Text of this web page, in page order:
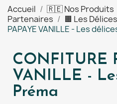
Accueil 🇷🇪 Nos Produits
Partenaires
🟧 Les
PAPAYE VANILLE - Les
CONFITURE
VANILLE -
Préma